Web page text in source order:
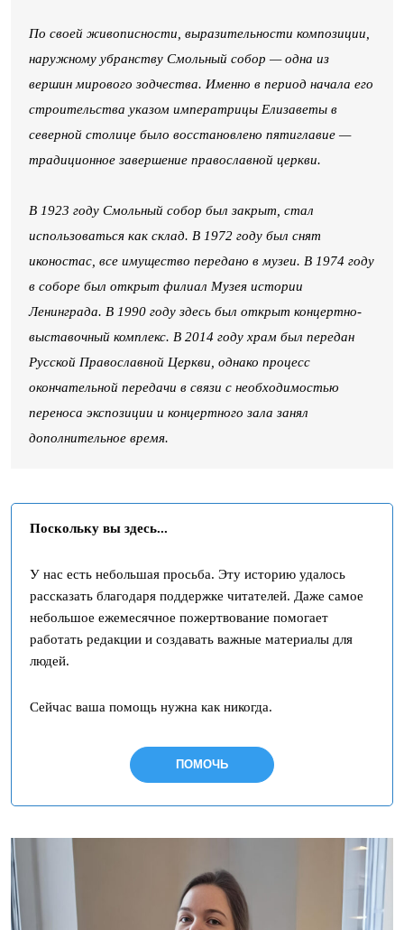
По своей живописности, выразительности композиции,
наружному убранству Смольный собор — одна из
вершин мирового зодчества. Именно в период начала его
строительства указом императрицы Елизаветы в
северной столице было восстановлено пятиглавие —
традиционное завершение православной церкви.
В 1923 году Смольный собор был закрыт, стал
использоваться как склад. В 1972 году был снят
иконостас, все имущество передано в музеи. В 1974 году
в соборе был открыт филиал Музея истории
Ленинграда. В 1990 году здесь был открыт концертно-
выставочный комплекс. В 2014 году храм был передан
Русской Православной Церкви, однако процесс
окончательной передачи в связи с необходимостью
переноса экспозиции и концертного зала занял
дополнительное время.
Поскольку вы здесь...
У нас есть небольшая просьба. Эту историю удалось
рассказать благодаря поддержке читателей. Даже самое
небольшое ежемесячное пожертвование помогает
работать редакции и создавать важные материалы для
людей.
Сейчас ваша помощь нужна как никогда.
ПОМОЧЬ